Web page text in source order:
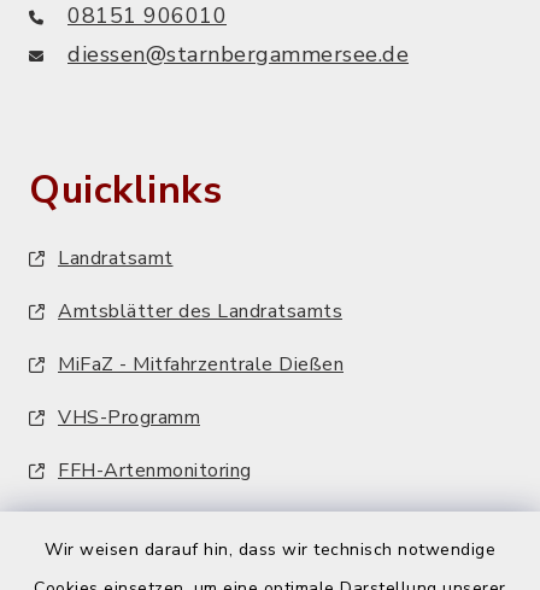
Wir weisen darauf hin, dass wir technisch notwendige
08151 906010
diessen@starnbergammersee.de
Quicklinks
Landratsamt
Amtsblätter des Landratsamts
MiFaZ - Mitfahrzentrale Dießen
VHS-Programm
FFH-Artenmonitoring